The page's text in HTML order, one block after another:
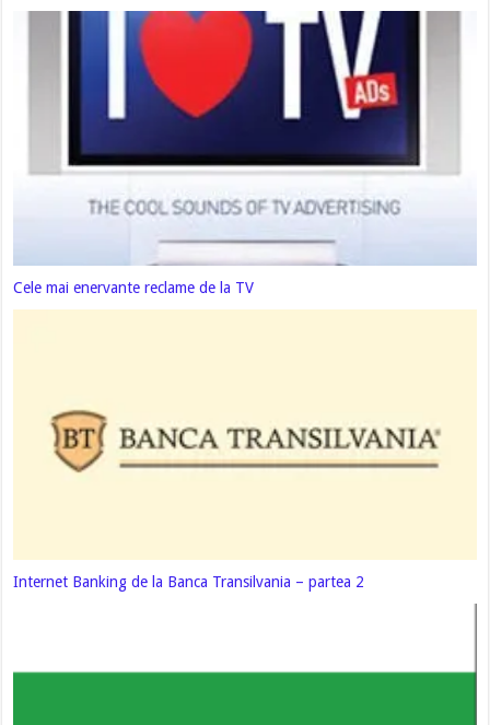
Cele mai enervante reclame de la TV
Internet Banking de la Banca Transilvania – partea 2